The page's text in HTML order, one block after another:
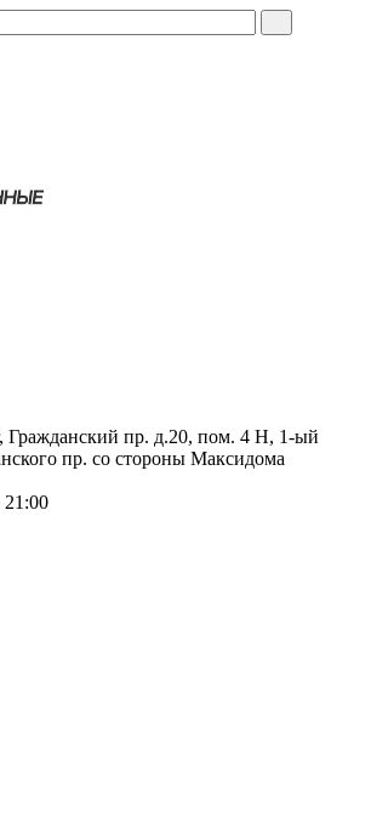
Гражданский пр. д.20, пом. 4 Н, 1-ый
пр. со стороны Максидома